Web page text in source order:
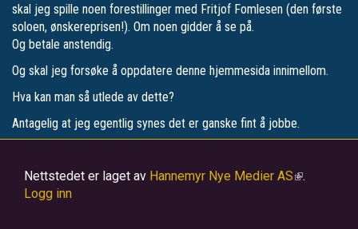
skal jeg spille noen forestillinger med Fritjof Fomlesen (den første
soloen, ønskereprisen!). Om noen gidder å se på.
Og betale anstendig.
Og skal jeg forsøke å oppdatere denne hjemmesida innimellom.
Hva kan man så utlede av dette?
Antagelig at jeg egentlig synes det er ganske fint å jobbe.
Nettstedet er laget av Hannemyr Nye Medier AS(link
.
Logg inn